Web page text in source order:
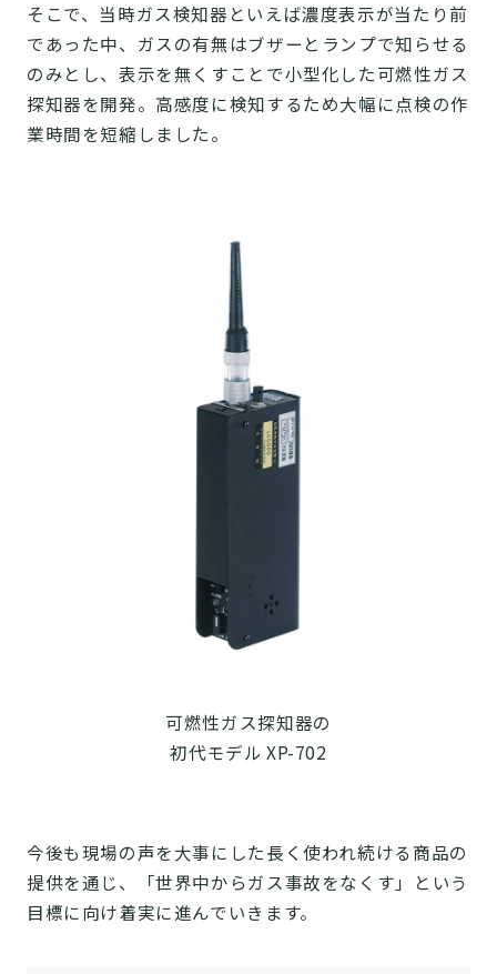
そこで、当時ガス検知器といえば濃度表示が当たり前
であった中、ガスの有無はブザーとランプで知らせる
のみとし、表示を無くすことで小型化した可燃性ガス
探知器を開発。高感度に検知するため大幅に点検の作
業時間を短縮しました。
可燃性ガス探知器の
初代モデル XP-702
今後も現場の声を大事にした長く使われ続ける商品の
提供を通じ、「世界中からガス事故をなくす」という
目標に向け着実に進んでいきます。